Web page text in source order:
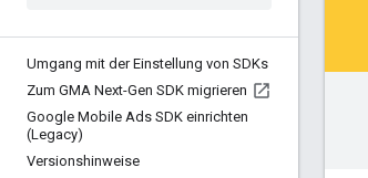
Umgang mit der Einstellung von SDKs
Zum GMA Next-Gen SDK migrieren
Google Mobile Ads SDK einrichten
(Legacy)
Versionshinweise